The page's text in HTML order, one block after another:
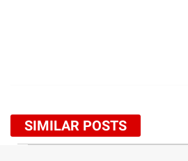
SIMILAR POSTS